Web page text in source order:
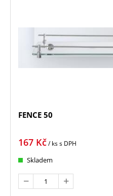
FENCE 50
167 Kč/ kss DPH
Skladem